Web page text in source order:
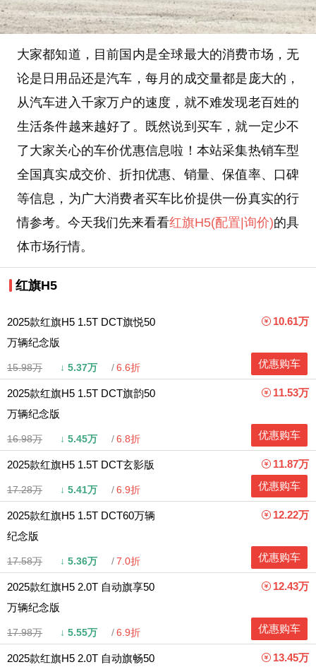
大家都知道，目前国内是全球最大的消费市场，无
论是日用品还是汽车，每月的成交量都是庞大的，
从汽车进入千家万户的速度，就不难发现老百姓的
生活条件越来越好了。既然说到买车，就一定少不
了大家关心的车价优惠信息啦！本站采集热销车型
全国真实成交价、折扣优惠、销量、保值率、口碑
等信息，为广大消费者买车比价提供一份真实的行
情参考。今天我们先来看看红旗H5(配置|询价)的具
体市场行情。
红旗H5
2025款红旗H5 1.5T DCT旗悦50
万辆纪念版
15.98万 ↓ 5.37万 6.6折
10.61万
优惠购车
2025款红旗H5 1.5T DCT旗韵50
万辆纪念版
16.98万 ↓ 5.45万 6.8折
11.53万
优惠购车
2025款红旗H5 1.5T DCT玄影版
17.28万 ↓ 5.41万 6.9折
11.87万
优惠购车
2025款红旗H5 1.5T DCT60万辆
纪念版
17.58万 ↓ 5.36万 7.0折
12.22万
优惠购车
2025款红旗H5 2.0T 自动旗享50
万辆纪念版
17.98万 ↓ 5.55万 6.9折
12.43万
优惠购车
2025款红旗H5 2.0T 自动旗畅50
13.45万